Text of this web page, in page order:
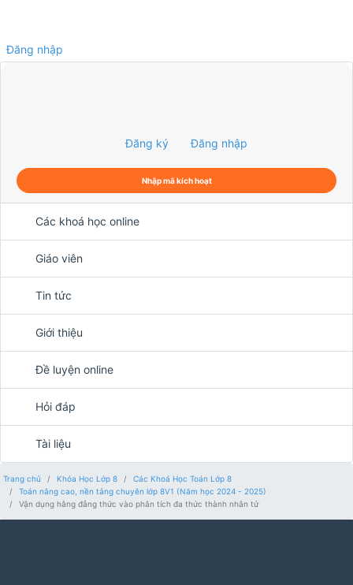
Đăng nhập
Đăng ký Đăng nhập
Nhập mã kích hoạt
Các khoá học online
Giáo viên
Tin tức
Giới thiệu
Đề luyện online
Hỏi đáp
Tài liệu
Trang chủ Khóa Học Lớp 8
Các Khoá Học Toán Lớp 8
Toán nâng cao, nền tảng chuyên lớp 8V1 (Năm học 2024 - 2025)
Vận dụng hằng đẳng thức vào phân tích đa thức thành nhân tử